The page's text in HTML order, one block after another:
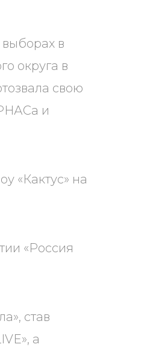
в
округа в
свою
и
«Кактус» на
«Россия
став
а